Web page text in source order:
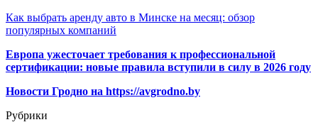
Как выбрать аренду авто в Минске на месяц: обзор
популярных компаний
Европа ужесточает требования к профессиональной
сертификации: новые правила вступили в силу в 2026 году
Новости Гродно на https://avgrodno.by
Рубрики